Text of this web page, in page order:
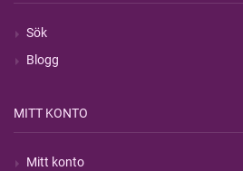
Sök
Blogg
MITT KONTO
Mitt konto